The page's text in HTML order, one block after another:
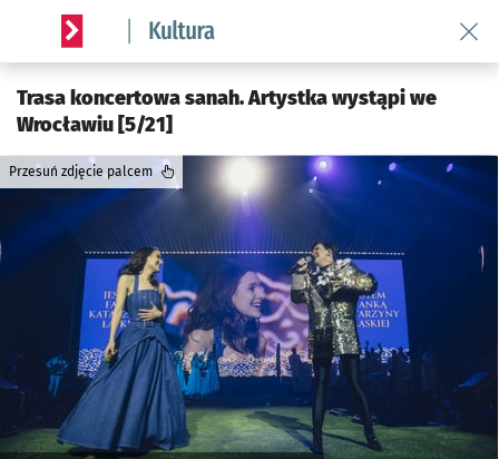
Serwis informacyjny wroclaw.pl podserwis: Kultura
Trasa koncertowa sanah. Artystka wystąpi we
Wrocławiu [5/21]
Przesuń zdjęcie palcem